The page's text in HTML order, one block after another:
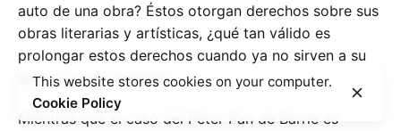
auto de una obra? Éstos otorgan derechos sobre sus
obras literarias y artísticas, ¿qué tan válido es
prolongar estos derechos cuando ya no sirven a su
autor o a sus familias?
Mientras que el caso del Peter Pan de Barrie es
This website stores cookies on your computer.
Cookie Policy